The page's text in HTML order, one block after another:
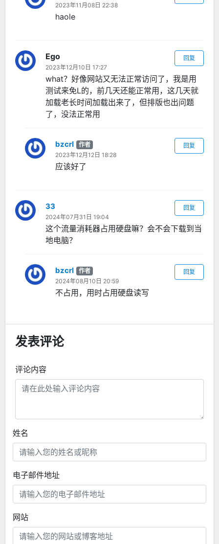
2023年11月08日 22:38
haole
Ego
2023年12月10日 17:27
回复
what？好像网站又无法正常访问了，我是用
测试来免L的，前几天还能正常用，这几天就
加载老长时间加载出来了，但排版也出问题
了，没法正常用
bzcrl
作者
2023年12月12日 18:28
回复
应该好了
33
2024年07月31日 19:04
回复
这个流量消耗器占用硬盘嘛？会不会下载到当
地电脑？
bzcrl
作者
2024年08月10日 20:59
回复
不占用，用时占用硬盘读写
发表评论
评论内容
姓名
电子邮件地址
网站